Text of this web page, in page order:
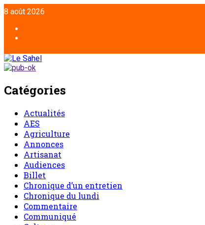
8 août 2026
Catégories
Actualités
AES
Agriculture
Annonces
Artisanat
Audiences
Billet
Chronique d’un entretien
Chronique du lundi
Commentaire
Communiqué